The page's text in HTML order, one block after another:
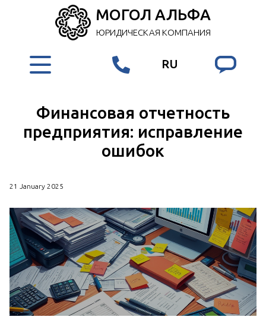
МОГОЛ АЛЬФА
ЮРИДИЧЕСКАЯ КОМПАНИЯ
RU
Финансовая отчетность
предприятия: исправление
ошибок
21 January 2025